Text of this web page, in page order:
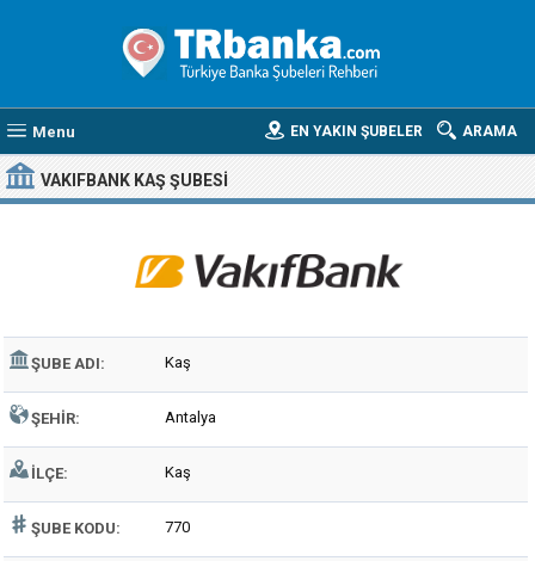
Menu ARAMA
EN YAKIN ŞUBELER
VAKIFBANK KAŞ ŞUBESI
ŞUBE ADI: Kaş
ŞEHIR: Antalya
İLÇE: Kaş
ŞUBE KODU: 770